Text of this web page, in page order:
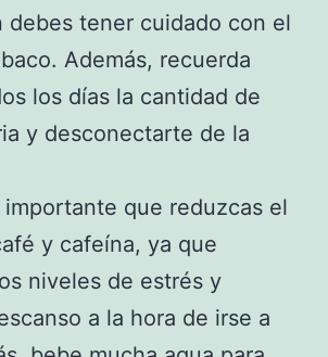
debes tener cuidado con el
Además, recuerda
los días la cantidad de
y desconectarte de la
que reduzcas el
y cafeína, ya que
niveles de estrés y
a la hora de irse a